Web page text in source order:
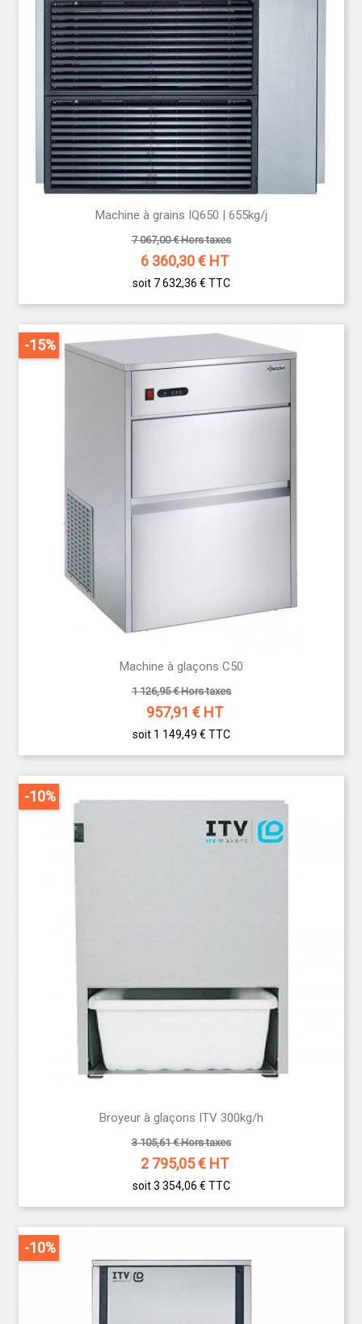
Machine à grains IQ650 | 655kg/j
7 067,00 € Hors taxes
6 360,30€ HT
soit 7 632,36 € TTC
Machine à glaçons C50
1 126,95 € Hors taxes
957,91 € HT
soit 1 149,49 € TTC
-15%
Broyeur à glaçons ITV 300kg/h
3 105,61 € Hors taxes
2 795,05€ HT
soit 3 354,06 € TTC
-10%
-10%